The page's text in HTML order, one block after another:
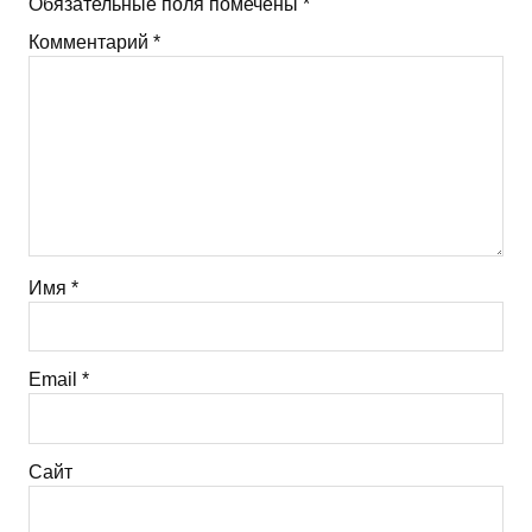
Обязательные поля помечены *
Комментарий *
Имя *
Email *
Сайт